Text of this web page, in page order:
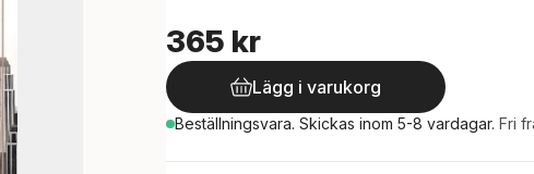
365 kr
Lägg i varukorg
Beställningsvara. Skickas inom 5-8 vardagar. Fri